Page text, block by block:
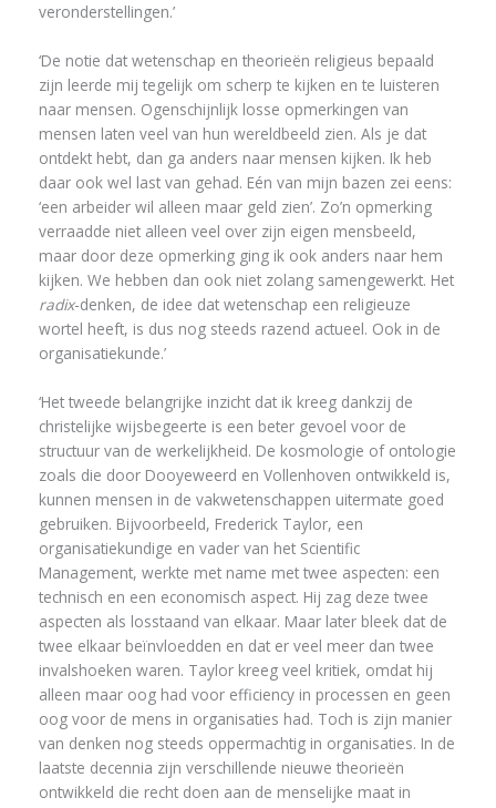
veronderstellingen.’
‘De notie dat wetenschap en theorieën religieus bepaald
zijn leerde mij tegelijk om scherp te kijken en te luisteren
naar mensen. Ogenschijnlijk losse opmerkingen van
mensen laten veel van hun wereldbeeld zien. Als je dat
ontdekt hebt, dan ga anders naar mensen kijken. Ik heb
daar ook wel last van gehad. Eén van mijn bazen zei eens:
‘een arbeider wil alleen maar geld zien’. Zo’n opmerking
verraadde niet alleen veel over zijn eigen mensbeeld,
maar door deze opmerking ging ik ook anders naar hem
kijken. We hebben dan ook niet zolang samengewerkt. Het
radix-denken, de idee dat wetenschap een religieuze
wortel heeft, is dus nog steeds razend actueel. Ook in de
organisatiekunde.’
‘Het tweede belangrijke inzicht dat ik kreeg dankzij de
christelijke wijsbegeerte is een beter gevoel voor de
structuur van de werkelijkheid. De kosmologie of ontologie
zoals die door Dooyeweerd en Vollenhoven ontwikkeld is,
kunnen mensen in de vakwetenschappen uitermate goed
gebruiken. Bijvoorbeeld, Frederick Taylor, een
organisatiekundige en vader van het Scientific
Management, werkte met name met twee aspecten: een
technisch en een economisch aspect. Hij zag deze twee
aspecten als losstaand van elkaar. Maar later bleek dat de
twee elkaar beïnvloedden en dat er veel meer dan twee
invalshoeken waren. Taylor kreeg veel kritiek, omdat hij
alleen maar oog had voor efficiency in processen en geen
oog voor de mens in organisaties had. Toch is zijn manier
van denken nog steeds oppermachtig in organisaties. In de
laatste decennia zijn verschillende nieuwe theorieën
ontwikkeld die recht doen aan de menselijke maat in